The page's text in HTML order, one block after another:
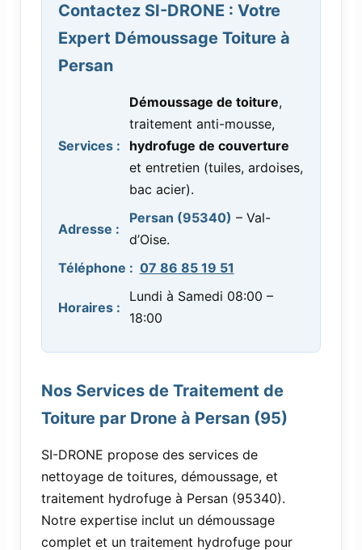
Contactez SI-DRONE : Votre
Expert Démoussage Toiture à
Persan
Services :
Démoussage de toiture,
traitement anti-mousse,
hydrofuge de couverture
et entretien (tuiles, ardoises,
bac acier).
Adresse :
Persan (95340) – Val-
d’Oise.
Téléphone : 07 86 85 19 51
Horaires :
Lundi à Samedi 08:00 –
18:00
Nos Services de Traitement de
Toiture par Drone à Persan (95)
SI-DRONE propose des services de
nettoyage de toitures, démoussage, et
traitement hydrofuge à Persan (95340).
Notre expertise inclut un démoussage
complet et un traitement hydrofuge pour